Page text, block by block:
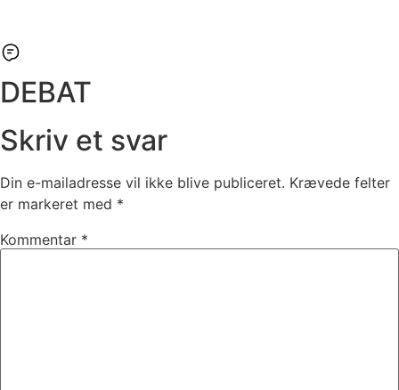
DEBAT
Skriv et svar
Din e-mailadresse vil ikke blive publiceret. Krævede felter
er markeret med *
Kommentar *